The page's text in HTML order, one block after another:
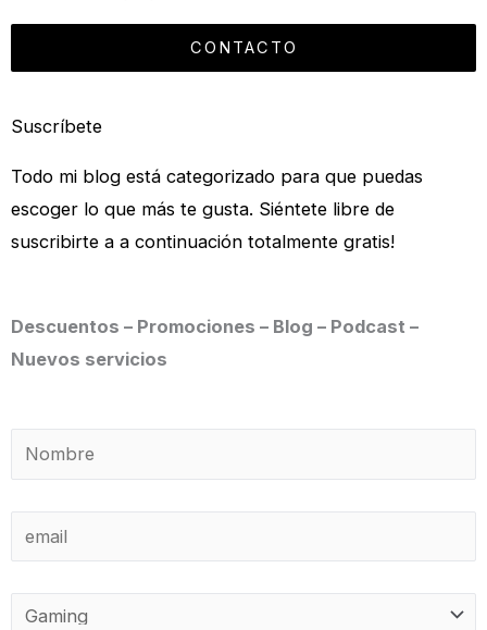
CONTACTO
Suscríbete
Todo mi blog está categorizado para que puedas
escoger lo que más te gusta. Siéntete libre de
suscribirte a a continuación totalmente gratis!
Descuentos – Promociones – Blog – Podcast –
Nuevos servicios